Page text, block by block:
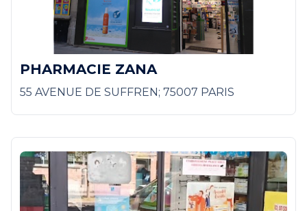
PHARMACIE ZANA
55 AVENUE DE SUFFREN; 75007 PARIS